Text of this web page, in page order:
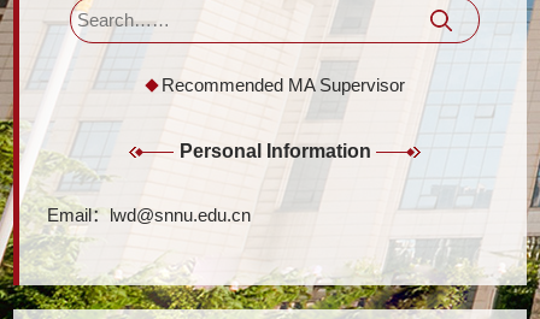
Recommended MA Supervisor
Personal Information
Email：lwd@snnu.edu.cn